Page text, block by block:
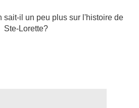
sait-il un peu plus sur l'histoire de
Ste-Lorette?